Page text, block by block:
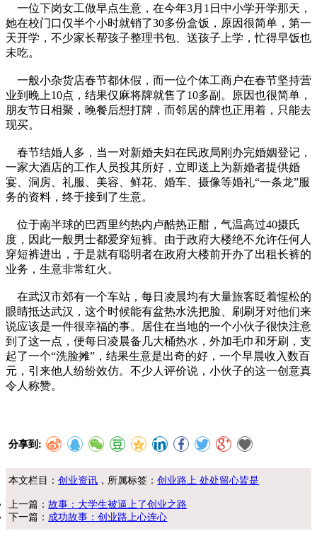
一位下岗女工做早点生意，在今年3月1日中小学开学那天，
她在校门口仅半个小时就销了30多份盒饭，原因很简单，第一
天开学，不少家长帮孩子整理书包、送孩子上学，忙得早饭也
未吃。
一般小杂货店春节都休假，而一位个体工商户在春节坚持营
业到晚上10点，结果仅麻将牌就售了10多副。原因也很简单，
朋友节日相聚，晚餐后想打牌，而邻居的牌也正用着，只能去
现买。
春节结婚人多，当一对新婚夫妇在民政局刚办完婚姻登记，
一家大酒店的工作人员投其所好，立即送上为新婚者提供婚
宴、洞房、礼服、美容、鲜花、婚车、摄像等婚礼“一条龙”服
务的资料，终于接到了生意。
位于南半球的巴西里约热内卢酷热正酣，气温高过40摄氏
度，因此一般男士都爱穿短裤。由于政府大楼绝不允许任何人
穿短裤进出，于是就有聪明者在政府大楼前开办了出租长裤的
业务，生意非常红火。
在武汉市郊有一个车站，每日凌晨均有大量旅客眨着惺松的
眼睛抵达武汉，这个时候能有盆热水洗把脸、刷刷牙对他们来
说应该是一件很幸福的事。居住在当地的一个小伙子很快注意
到了这一点，便每日凌晨备几大桶热水，外加毛巾和牙刷，支
起了一个“洗脸摊”，结果生意是出奇的好，一个早晨收入数百
元，引来他人纷纷效仿。不少人评价说，小伙子的这一创意真
令人称赞。
分享到:
本文栏目：创业资讯 ，所属标签：创业路上 处处留心皆是
上一篇：故事：大学生被逼上了创业之路
下一篇： 成功故事：创业路上心连心